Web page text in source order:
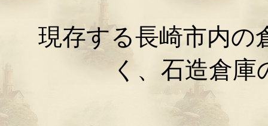
現存する長崎市内の
く、石造倉庫